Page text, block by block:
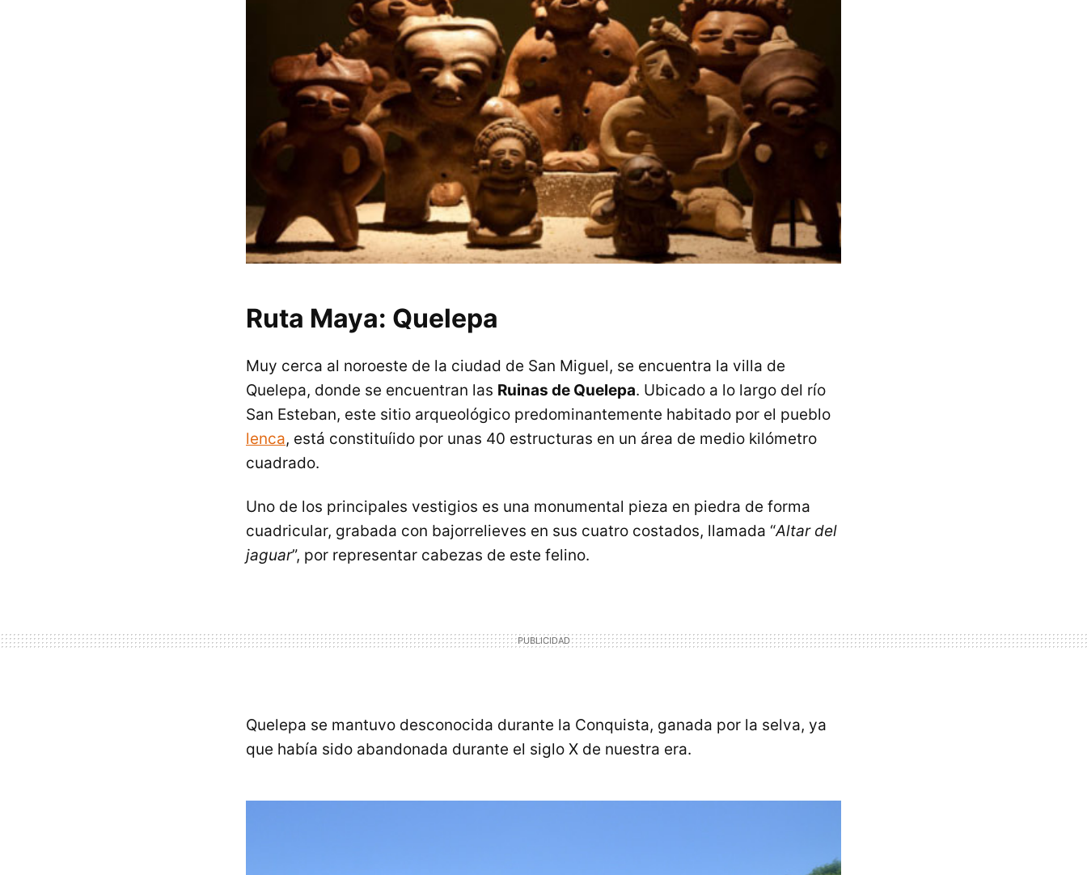
Ruta Maya: Quelepa
Muy cerca al noroeste de la ciudad de San Miguel, se encuentra la villa de
Quelepa, donde se encuentran las Ruinas de Quelepa. Ubicado a lo largo del río
San Esteban, este sitio arqueológico predominantemente habitado por el pueblo
lenca, está constituíido por unas 40 estructuras en un área de medio kilómetro
cuadrado.
Uno de los principales vestigios es una monumental pieza en piedra de forma
cuadricular, grabada con bajorrelieves en sus cuatro costados, llamada “Altar del
jaguar”, por representar cabezas de este felino.
Quelepa se mantuvo desconocida durante la Conquista, ganada por la selva, ya
que había sido abandonada durante el siglo X de nuestra era.